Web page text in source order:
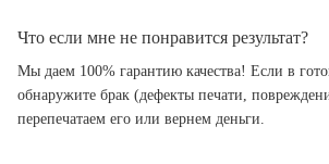
Что если мне не понравится результат?
Мы даем 100% гарантию качества! Если в
обнаружите брак (дефекты печати,
перепечатаем его или вернем деньги.